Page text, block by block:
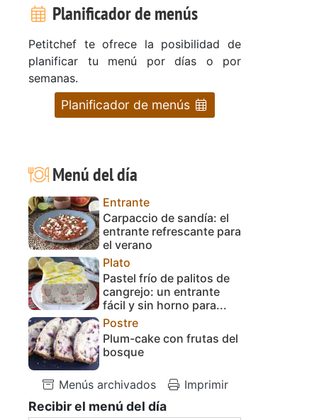
Planificador de menús
Petitchef te ofrece la posibilidad de
planificar tu menú por días o por
semanas.
Planificador de menús
Menú del día
Entrante
Carpaccio de sandía: el
entrante refrescante para
el verano
Plato
Pastel frío de palitos de
cangrejo: un entrante
fácil y sin horno para...
Postre
Plum-cake con frutas del
bosque
Menús archivados Imprimir
Recibir el menú del día